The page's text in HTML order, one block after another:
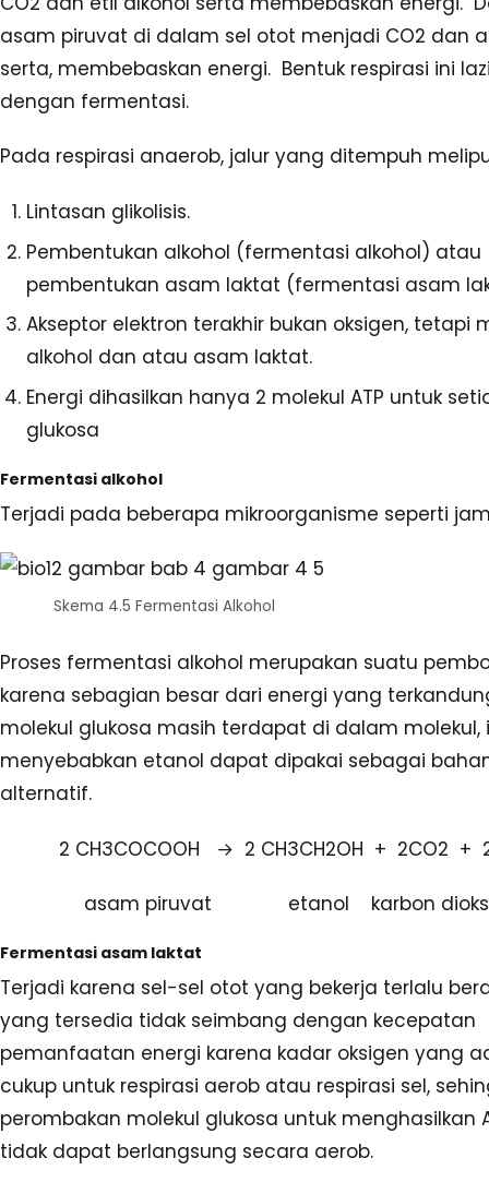
asam piruvat di dalam sel otot menjadi CO2 dan
serta, membebaskan energi. Bentuk respirasi ini
dengan fermentasi.
Pada respirasi anaerob, jalur yang ditempuh
Lintasan glikolisis.
Pembentukan alkohol (fermentasi alkohol) atau
pembentukan asam laktat (fermentasi asam
Akseptor elektron terakhir bukan oksigen, tetapi
alkohol dan atau asam laktat.
Energi dihasilkan hanya 2 molekul ATP untuk
glukosa
Fermentasi alkohol
Terjadi pada beberapa mikroorganisme seperti
Skema 4.5 Fermentasi Alkohol
Proses fermentasi alkohol merupakan suatu
karena sebagian besar dari energi yang
molekul glukosa masih terdapat di dalam molekul,
menyebabkan etanol dapat dipakai sebagai
alternatif.
2 CH3COCOOH → 2 CH3CH2OH + 2CO2 +
asam piruvat etanol karbon
Fermentasi asam laktat
Terjadi karena sel-sel otot yang bekerja terlalu
yang tersedia tidak seimbang dengan kecepatan
pemanfaatan energi karena kadar oksigen yang
cukup untuk respirasi aerob atau respirasi sel,
perombakan molekul glukosa untuk menghasilkan
tidak dapat berlangsung secara aerob.